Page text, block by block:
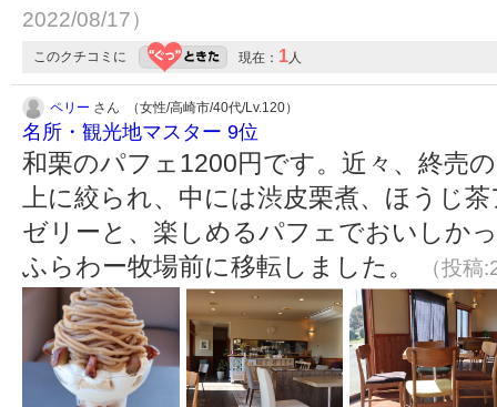
2022/08/17）
このクチコミに 現在： 1人
ペリー さん （女性/高崎市/40代/Lv.120）
名所・観光地マスター 9位
和栗のパフェ1200円です。近々、終売
上に絞られ、中には渋皮栗煮、ほうじ
ゼリーと、楽しめるパフェでおいしか
ふらわー牧場前に移転しました。
（投